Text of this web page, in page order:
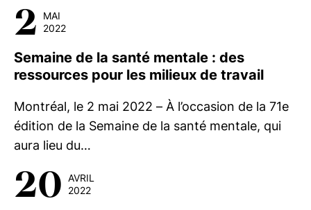
2
MAI
2022
Semaine de la santé mentale : des
ressources pour les milieux de travail
Montréal, le 2 mai 2022 – À l’occasion de la 71e
édition de la Semaine de la santé mentale, qui
aura lieu du…
20 AVRIL
2022